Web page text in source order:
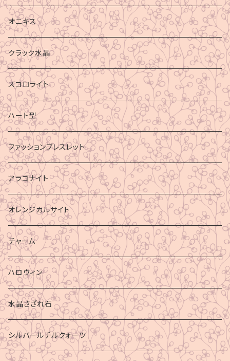
オニキス
クラック水晶
スコロライト
ハート型
ファッションブレスレット
アラゴナイト
オレンジカルサイト
チャーム
ハロウィン
水晶さざれ石
シルバールチルクォーツ